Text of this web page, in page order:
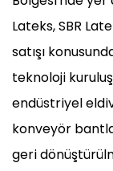
Lateks, SBR
satışı
teknoloji
endüstriyel
konveyör
geri